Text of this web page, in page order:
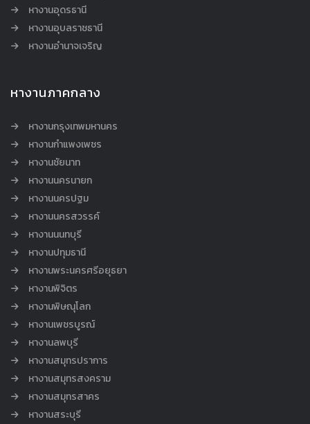
หางานอุดรธานี
หางานอุบลราชธานี
หางานอำนาจเจริญ
หางานภาคกลาง
หางานกรุงเทพมหานคร
หางานกำแพงเพชร
หางานชัยนาท
หางานนครนายก
หางานนครปฐม
หางานนครสวรรค์
หางานนนทบุรี
หางานปทุมธานี
หางานพระนครศรีอยุธยา
หางานพิจิตร
หางานพิษณุโลก
หางานเพชรบูรณ์
หางานลพบุรี
หางานสมุทรปราการ
หางานสมุทรสงคราม
หางานสมุทรสาคร
หางานสระบุรี